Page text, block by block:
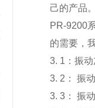
己的产品
PR-9200
的需要，
3. 1：振
3. 2： 振
3. 3： 振